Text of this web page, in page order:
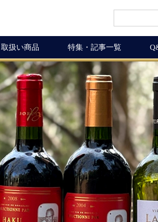
取扱い商品
頒布会
ワイン商品一覧
50,001円以上
10,001円～50,000円
5,001円～10,000円
3,001円～5,000円
1,000円～3,000円
特集・記事一覧
）
ワインを楽しく
ボルドーワインの魅力
ワインの楽しみ方
この料理に合うワイン
ワインおつまみ道
お客様の声
MICHIGAMIワインの
ワイン会
ワインNEWS